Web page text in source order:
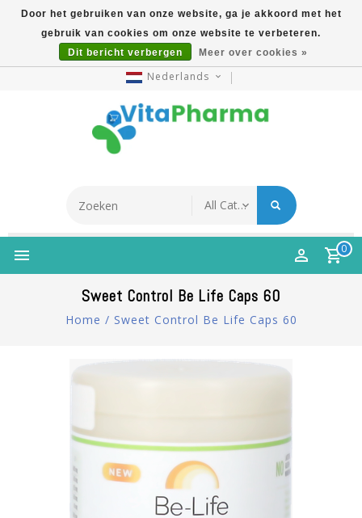
5% Korting Na Aanmelding Op Nieuwsbrief | Gratis
Verzending Vanaf €49 | Online Sinds 2007
Nederlands
0
Sweet Control Be Life Caps 60
Home / Sweet Control Be Life Caps 60
Door het gebruiken van onze website, ga je akkoord met het
gebruik van cookies om onze website te verbeteren.
Dit bericht verbergen
Meer over cookies »